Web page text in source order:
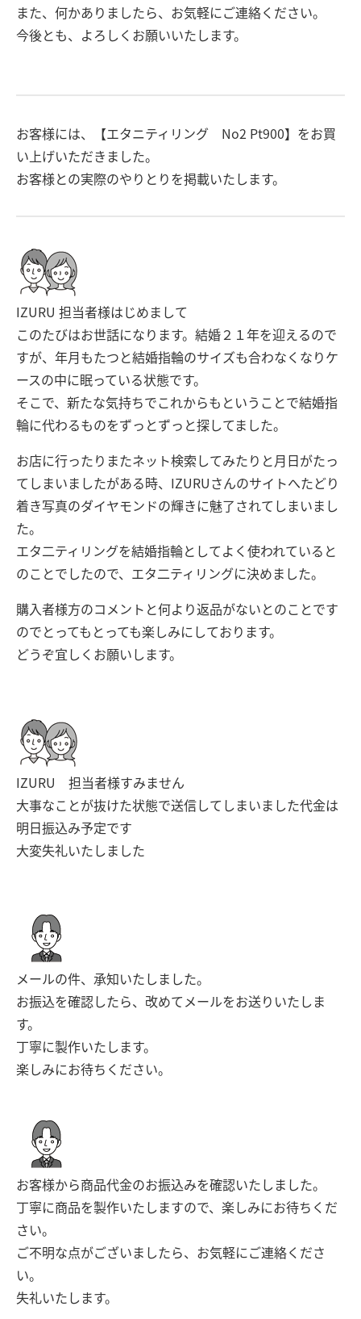
また、何かありましたら、お気軽にご連絡ください。
今後とも、よろしくお願いいたします。
お客様には、【エタニティリング No2 Pt900】をお買
い上げいただきました。
お客様との実際のやりとりを掲載いたします。
IZURU 担当者様はじめまして
このたびはお世話になります。結婚２１年を迎えるので
すが、年月もたつと結婚指輪のサイズも合わなくなりケ
ースの中に眠っている状態です。
そこで、新たな気持ちでこれからもということで結婚指
輪に代わるものをずっとずっと探してました。
お店に行ったりまたネット検索してみたりと月日がたっ
てしまいましたがある時、IZURUさんのサイトへたどり
着き写真のダイヤモンドの輝きに魅了されてしまいまし
た。
エタ二ティリングを結婚指輪としてよく使われていると
のことでしたので、エタ二ティリングに決めました。
購入者様方のコメントと何より返品がないとのことです
のでとってもとっても楽しみにしております。
どうぞ宜しくお願いします。
IZURU 担当者様すみません
大事なことが抜けた状態で送信してしまいました代金は
明日振込み予定です
大変失礼いたしました
メールの件、承知いたしました。
お振込を確認したら、改めてメールをお送りいたしま
す。
丁寧に製作いたします。
楽しみにお待ちください。
お客様から商品代金のお振込みを確認いたしました。
丁寧に商品を製作いたしますので、楽しみにお待ちくだ
さい。
ご不明な点がございましたら、お気軽にご連絡くださ
い。
失礼いたします。